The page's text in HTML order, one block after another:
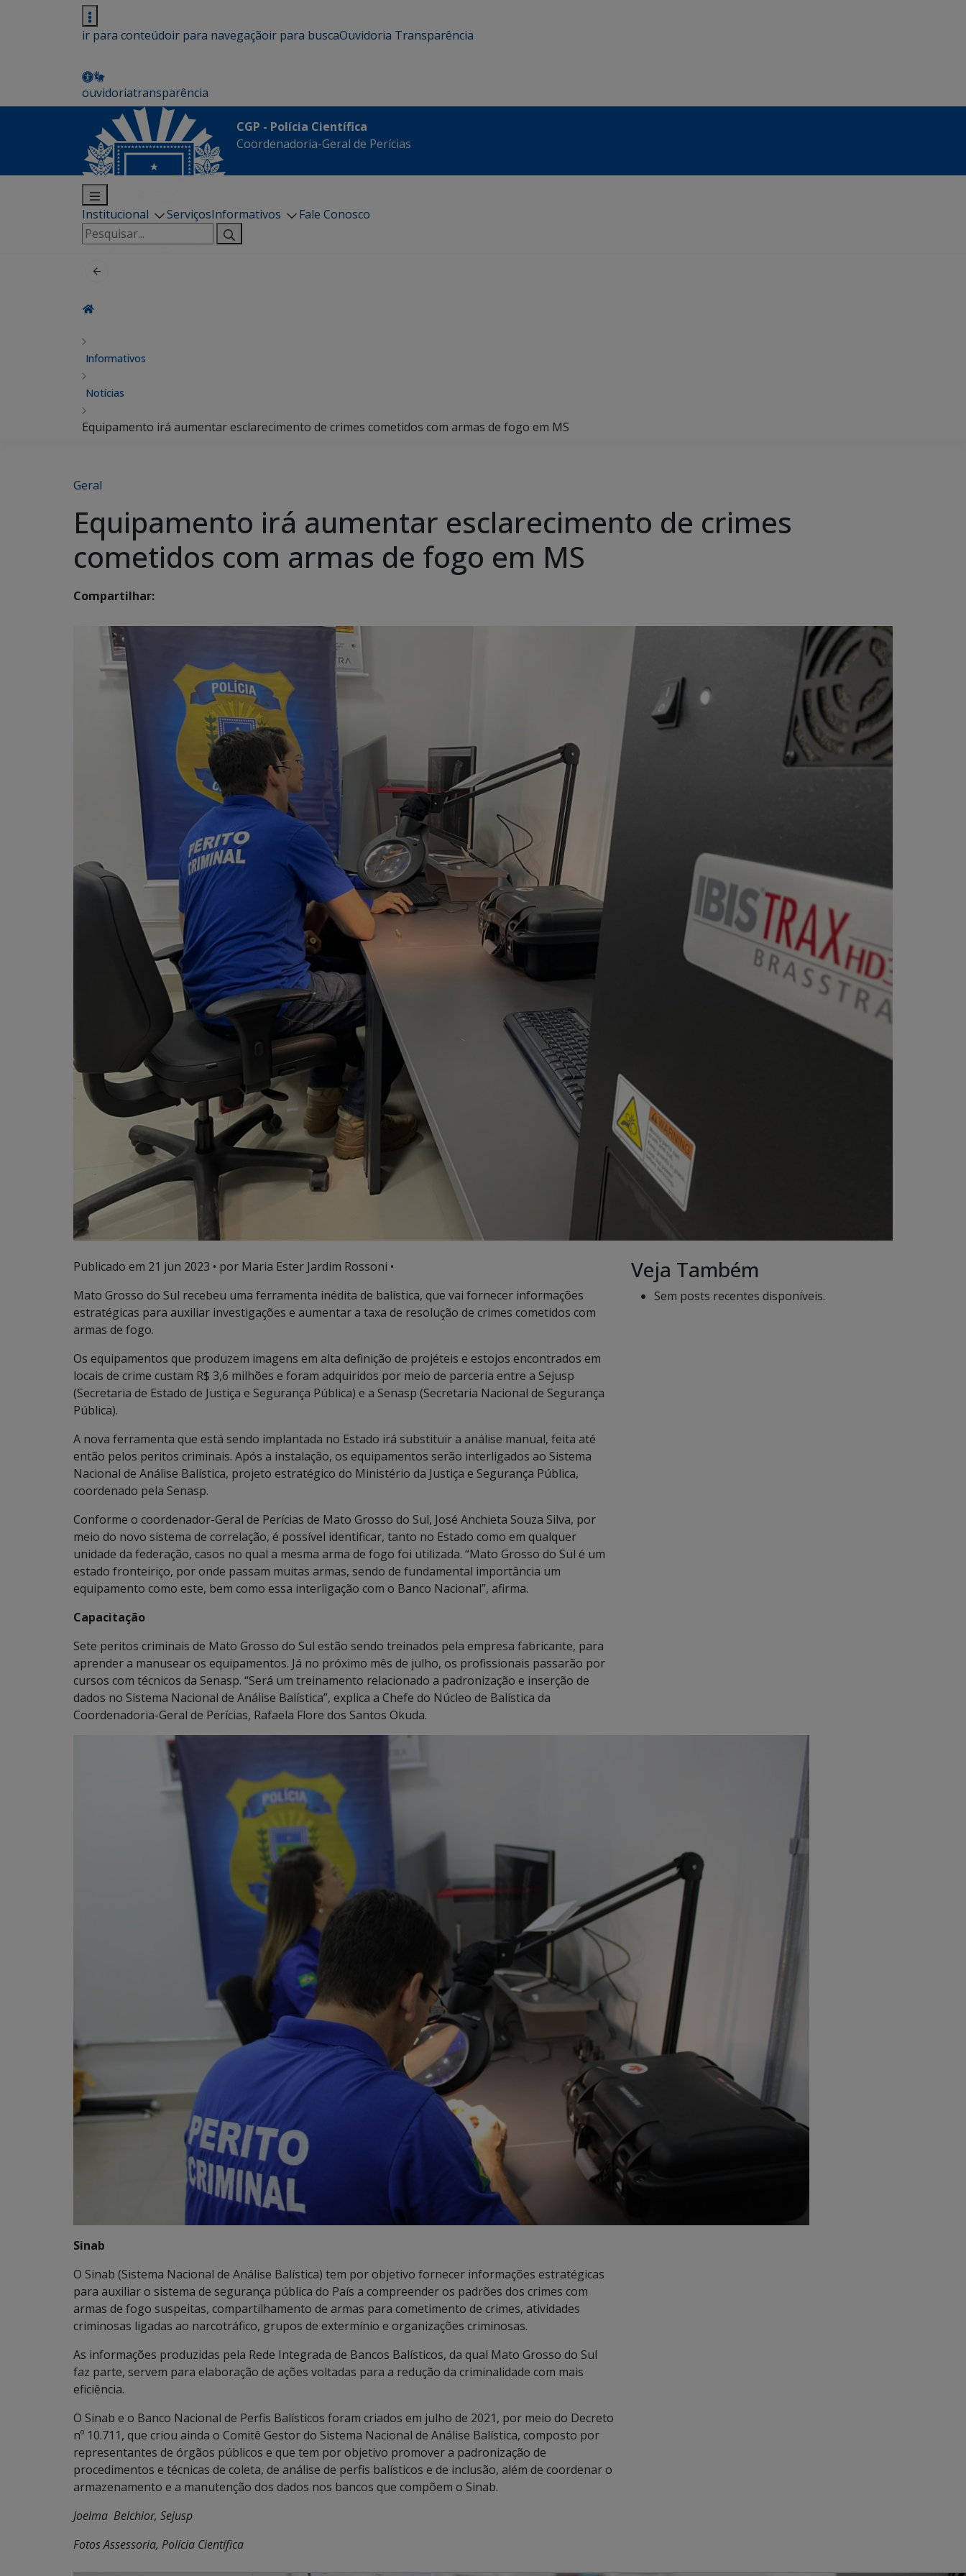
ir para conteúdoir para navegaçãoir para buscaOuvidoria Transparência
ouvidoriatransparência
CGP - Polícia Científica
Coordenadoria-Geral de Perícias
Institucional ServiçosInformativos
Fale Conosco
Pesquisar
por:
Informativos
Notícias
Equipamento irá aumentar esclarecimento de crimes cometidos com armas de fogo em MS
Geral
Equipamento irá aumentar esclarecimento de crimes
cometidos com armas de fogo em MS
Compartilhar:
Publicado em 21 jun 2023 • por Maria Ester Jardim Rossoni •
Mato Grosso do Sul recebeu uma ferramenta inédita de balística, que vai fornecer informações
estratégicas para auxiliar investigações e aumentar a taxa de resolução de crimes cometidos com
armas de fogo.
Os equipamentos que produzem imagens em alta definição de projéteis e estojos encontrados em
locais de crime custam R$ 3,6 milhões e foram adquiridos por meio de parceria entre a Sejusp
(Secretaria de Estado de Justiça e Segurança Pública) e a Senasp (Secretaria Nacional de Segurança
Pública).
A nova ferramenta que está sendo implantada no Estado irá substituir a análise manual, feita até
então pelos peritos criminais. Após a instalação, os equipamentos serão interligados ao Sistema
Nacional de Análise Balística, projeto estratégico do Ministério da Justiça e Segurança Pública,
coordenado pela Senasp.
Conforme o coordenador-Geral de Perícias de Mato Grosso do Sul, José Anchieta Souza Silva, por
meio do novo sistema de correlação, é possível identificar, tanto no Estado como em qualquer
unidade da federação, casos no qual a mesma arma de fogo foi utilizada. “Mato Grosso do Sul é um
estado fronteiriço, por onde passam muitas armas, sendo de fundamental importância um
equipamento como este, bem como essa interligação com o Banco Nacional”, afirma.
Capacitação
Sete peritos criminais de Mato Grosso do Sul estão sendo treinados pela empresa fabricante, para
aprender a manusear os equipamentos. Já no próximo mês de julho, os profissionais passarão por
cursos com técnicos da Senasp. “Será um treinamento relacionado a padronização e inserção de
dados no Sistema Nacional de Análise Balística”, explica a Chefe do Núcleo de Balística da
Coordenadoria-Geral de Perícias, Rafaela Flore dos Santos Okuda.
Sinab
O Sinab (Sistema Nacional de Análise Balística) tem por objetivo fornecer informações estratégicas
para auxiliar o sistema de segurança pública do País a compreender os padrões dos crimes com
armas de fogo suspeitas, compartilhamento de armas para cometimento de crimes, atividades
criminosas ligadas ao narcotráfico, grupos de extermínio e organizações criminosas.
As informações produzidas pela Rede Integrada de Bancos Balísticos, da qual Mato Grosso do Sul
faz parte, servem para elaboração de ações voltadas para a redução da criminalidade com mais
eficiência.
O Sinab e o Banco Nacional de Perfis Balísticos foram criados em julho de 2021, por meio do Decreto
nº 10.711, que criou ainda o Comitê Gestor do Sistema Nacional de Análise Balística, composto por
representantes de órgãos públicos e que tem por objetivo promover a padronização de
procedimentos e técnicas de coleta, de análise de perfis balísticos e de inclusão, além de coordenar o
armazenamento e a manutenção dos dados nos bancos que compõem o Sinab.
Joelma Belchior, Sejusp
Fotos Assessoria, Polícia Científica
Veja Também
Sem posts recentes disponíveis.